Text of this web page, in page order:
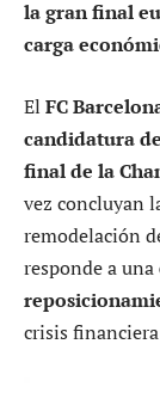
la gran final
carga
El FC
candidatura
final de la
vez concluyan
remodelación
responde a una
crisis